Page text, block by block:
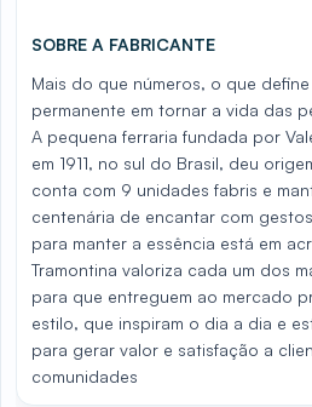
SOBRE A FABRICANTE
Mais do que números, o que
permanente em tornar a vida das
A pequena ferraria fundada por
em 1911, no sul do Brasil, deu
conta com 9 unidades fabris e
centenária de encantar com
para manter a essência está em
Tramontina valoriza cada um dos
para que entreguem ao mercado
estilo, que inspiram o dia a dia e
para gerar valor e satisfação a
comunidades